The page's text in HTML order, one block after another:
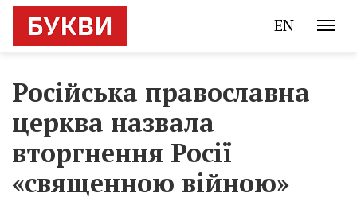
EN
Російська православна
церква назвала
вторгнення Росії
«священною війною»